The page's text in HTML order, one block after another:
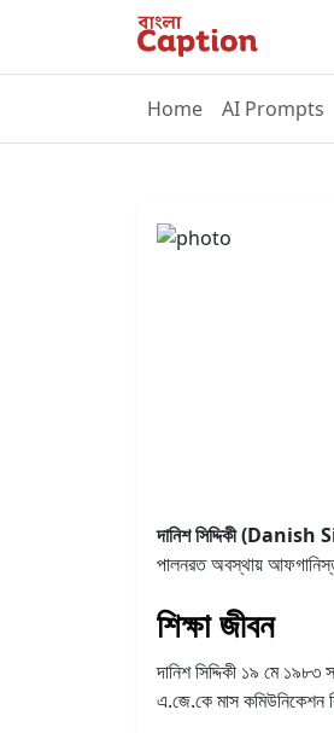
Home AI Prompts
দানিশ সিদ্দিকী
পালনরত অবস্থায়
শিক্ষা জীবন
দানিশ সিদ্দিকী ১৯ মে
এ.জে.কে মাস কমিউনিকেশন